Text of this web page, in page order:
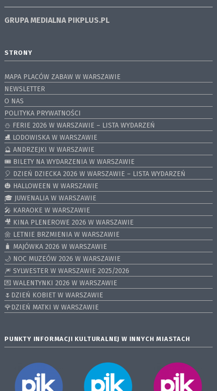
GRUPA MEDIALNA PIKPLUS.PL
STRONY
MAPA PLACÓW ZABAW W WARSZAWIE
NEWSLETTER
O NAS
POLITYKA PRYWATNOŚCI
⛄️ FERIE 2026 W WARSZAWIE – LISTA WYDARZEŃ
⛸ LODOWISKA W WARSZAWIE
🔮 ANDRZEJKI W WARSZAWIE
🎟️ BILETY NA WYDARZENIA W WARSZAWIE
🎈 DZIEŃ DZIECKA 2026 W WARSZAWIE – LISTA WYDARZEŃ
🎃 HALLOWEEN W WARSZAWIE
🎓 JUWENALIA W WARSZAWIE
🎤 KARAOKE W WARSZAWIE
🎥 KINA PLENEROWE 2026 W WARSZAWIE
🌼 LETNIE BRZMIENIA W WARSZAWIE
🧳 MAJÓWKA 2026 W WARSZAWIE
🌙 NOC MUZEÓW 2026 W WARSZAWIE
🎆 SYLWESTER W WARSZAWIE 2025/2026
💌 WALENTYNKI 2026 W WARSZAWIE
🌷DZIEŃ KOBIET W WARSZAWIE
🌹DZIEŃ MATKI W WARSZAWIE
PUNKTY INFORMACJI KULTURALNEJ W INNYCH MIASTACH